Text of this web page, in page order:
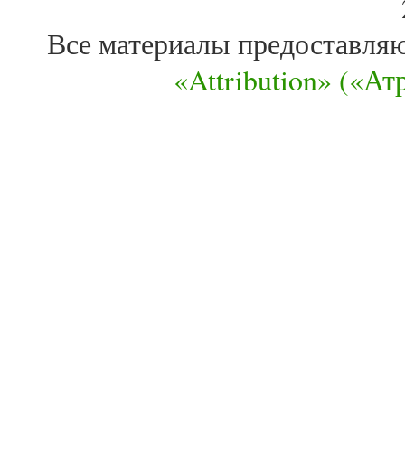
Все материалы
«Attribution»